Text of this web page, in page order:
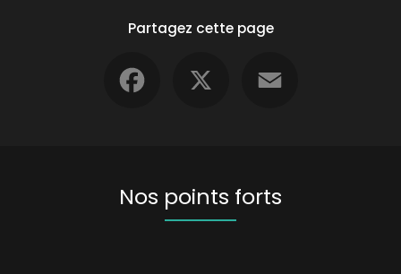
Partagez cette page
Nos points forts